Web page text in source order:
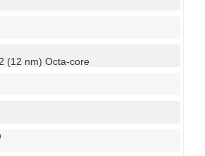
(12 nm) Octa-core